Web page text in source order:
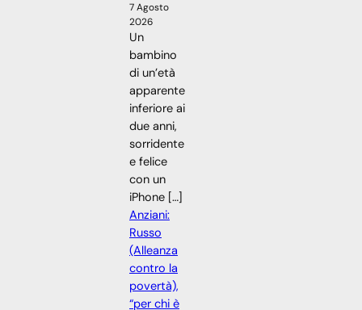
7 Agosto
2026
Un
bambino
di un’età
apparente
inferiore ai
due anni,
sorridente
e felice
con un
iPhone […]
Anziani:
Russo
(Alleanza
contro la
povertà),
“per chi è